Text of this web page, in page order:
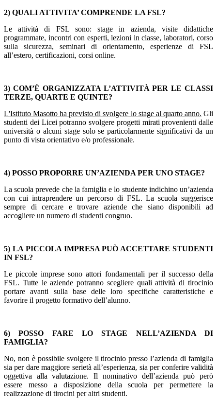
2) QUALI ATTIVITA’ COMPRENDE LA FSL?
Le attività di FSL sono: stage in azienda, visite didattiche
programmate, incontri con esperti, lezioni in classe, laboratori, corso
sulla sicurezza, seminari di orientamento, esperienze di FSL
all’estero, certificazioni, corsi online.
3) COM’È ORGANIZZATA L’ATTIVITÀ PER LE CLASSI
TERZE, QUARTE E QUINTE?
L'Istituto Masotto ha previsto di svolgere lo stage al quarto anno. Gli
studenti dei Licei potranno svolgere progetti mirati provenienti dalle
università o alcuni stage solo se particolarmente significativi da un
punto di vista orientativo e/o professionale.
4) POSSO PROPORRE UN’AZIENDA PER UNO STAGE?
La scuola prevede che la famiglia e lo studente indichino un’azienda
con cui intraprendere un percorso di FSL. La scuola suggerisce
sempre di cercare e trovare aziende che siano disponibili ad
accogliere un numero di studenti congruo.
5) LA PICCOLA IMPRESA PUÒ ACCETTARE STUDENTI
IN FSL?
Le piccole imprese sono attori fondamentali per il successo della
FSL. Tutte le aziende potranno scegliere quali attività di tirocinio
portare avanti sulla base delle loro specifiche caratteristiche e
favorire il progetto formativo dell’alunno.
6) POSSO FARE LO STAGE NELL’AZIENDA DI
FAMIGLIA?
No, non è possibile svolgere il tirocinio presso l’azienda di famiglia
sia per dare maggiore serietà all’esperienza, sia per conferire validità
oggettiva alla valutazione. Il nominativo dell’azienda può però
essere messo a disposizione della scuola per permettere la
realizzazione di tirocini per altri studenti.